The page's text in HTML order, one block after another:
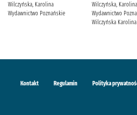
Wilczyńska, Karolina
Wydawnictwo Poznańskie
Wilczyńska,
Wydawnictwo
Wilczyńska Karolina
Kontakt Regulamin Polityka